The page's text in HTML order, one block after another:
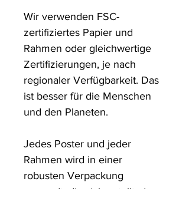
Wir verwenden FSC-
zertifiziertes Papier und
Rahmen oder gleichwertige
Zertifizierungen, je nach
regionaler Verfügbarkeit. Das
ist besser für die Menschen
und den Planeten.
Jedes Poster und jeder
Rahmen wird in einer
robusten Verpackung
versandt, die sicherstellt, dass